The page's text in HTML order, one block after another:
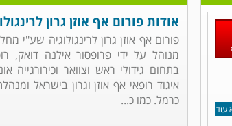
אודות פורום אף אוזן גרון
פורום אף אוזן גרון לרינגולוגיה שע"י
מנוהל על ידי פרופסור אילנה דואק,
בתחום גידולי ראש וצוואר וכירורגייה
איגוד רופאי אף אוזן וגרון בישראל
כרמל. כמו כ...
עוד